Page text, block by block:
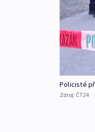
Policisté
Zdroj: ČT24